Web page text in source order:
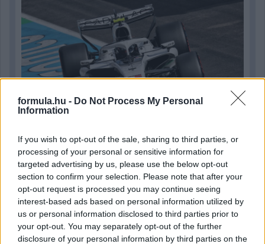
formula.hu - Do Not Process My Personal
Information
If you wish to opt-out of the sale, sharing to third parties, or
processing of your personal or sensitive information for
targeted advertising by us, please use the below opt-out
section to confirm your selection. Please note that after your
opt-out request is processed you may continue seeing
interest-based ads based on personal information utilized by
us or personal information disclosed to third parties prior to
your opt-out. You may separately opt-out of the further
disclosure of your personal information by third parties on the
1 napja
Az F1-es Német Nagydíj „mindenképpen megvalósul”
Domenicali szerint